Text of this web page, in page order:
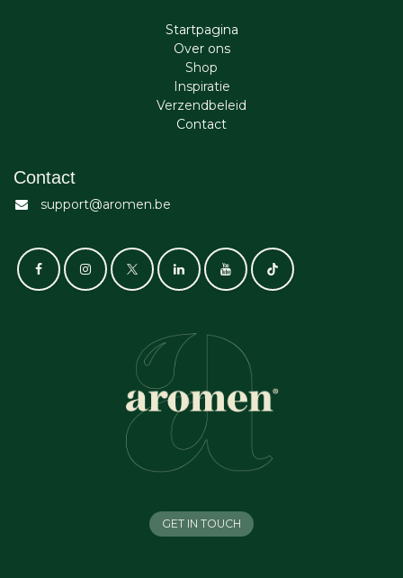
Startpagina
Ove​r​ ons
Shop
Inspiratie
Verzendbeleid
Cont​act
Contact
support@aromen.be
GET IN TOUCH